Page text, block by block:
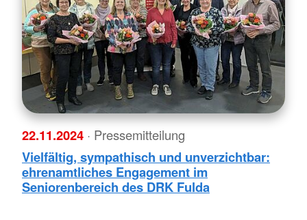
22.11.2024 · Pressemitteilung
Vielfältig, sympathisch und unverzichtbar:
ehrenamtliches Engagement im
Seniorenbereich des DRK Fulda